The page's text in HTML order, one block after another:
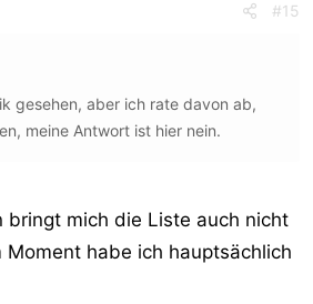
#15
gesehen, aber ich rate davon ab,
meine Antwort ist hier nein.
bringt mich die Liste auch nicht
habe ich hauptsächlich